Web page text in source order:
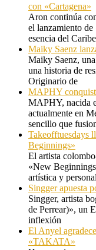
con «Cartagena»
Aron continúa
el lanzamiento de
esencia del Caribe
Maiky Saenz
Maiky Saenz,
una historia de
Originario de
MAPHY
MAPHY, nacida
actualmente en
sencillo que
Takeofftuesdays
Beginnings»
El artista
«New
artística y
Singger apuesta
Singger, artista
de Perrear)», un
inflexión
El Anyel
«TAKATA»